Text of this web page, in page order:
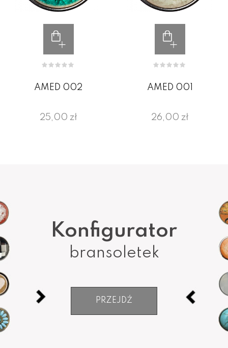
AMED 002
25,00 zł
AMED 001
26,00 zł
Konfigurator
bransoletek
PRZEJDŹ